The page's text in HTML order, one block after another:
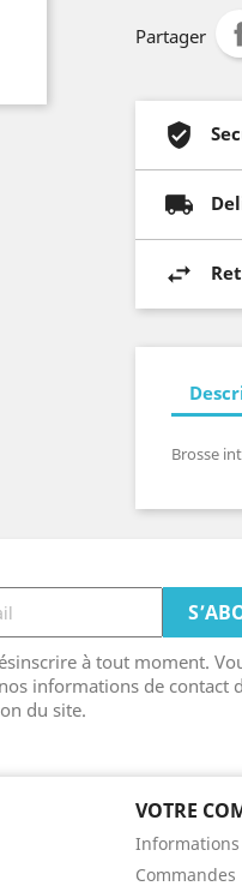
Partager
Brosse
à tout moment.
informations de contact
du site.
VOTRE
Commandes